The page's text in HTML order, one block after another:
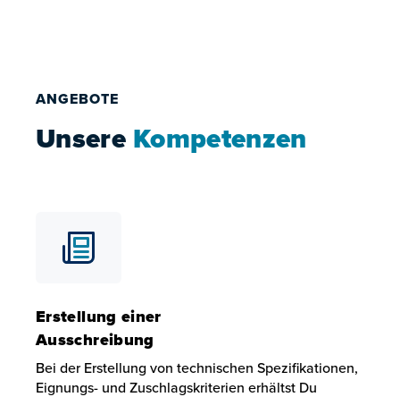
ANGEBOTE
Unsere Kompetenzen
Erstellung einer
Ausschreibung
Bei der Erstellung von technischen Spezifikationen,
Eignungs- und Zuschlagskriterien erhältst Du